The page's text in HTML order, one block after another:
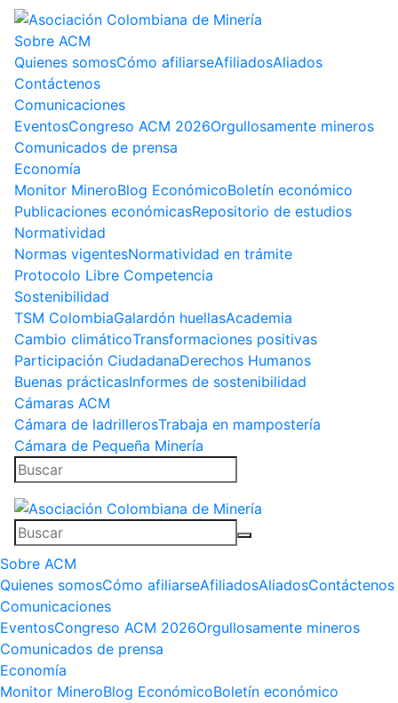
Sobre ACM
Quienes somosCómo afiliarseAfiliadosAliados
Contáctenos
Comunicaciones
EventosCongreso ACM 2026Orgullosamente mineros
Comunicados de prensa
Economía
Monitor MineroBlog EconómicoBoletín económico
Publicaciones económicasRepositorio de estudios
Normatividad
Normas vigentesNormatividad en trámite
Protocolo Libre Competencia
Sostenibilidad
TSM ColombiaGalardón huellasAcademia
Cambio climáticoTransformaciones positivas
Participación CiudadanaDerechos Humanos
Buenas prácticasInformes de sostenibilidad
Cámaras ACM
Cámara de ladrillerosTrabaja en mampostería
Cámara de Pequeña Minería
Sobre ACM
Quienes somosCómo afiliarseAfiliadosAliadosContáctenos
Comunicaciones
EventosCongreso ACM 2026Orgullosamente mineros
Comunicados de prensa
Economía
Monitor MineroBlog EconómicoBoletín económico